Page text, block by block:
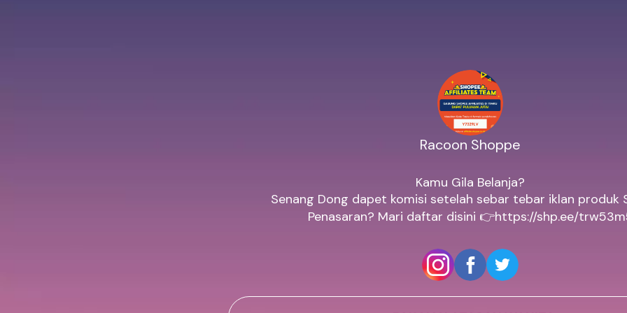
Racoon Shoppe
Kamu Gila Belanja?
Senang Dong dapet komisi setelah sebar tebar iklan produk
Penasaran? Mari daftar disini 👉https://shp.ee/